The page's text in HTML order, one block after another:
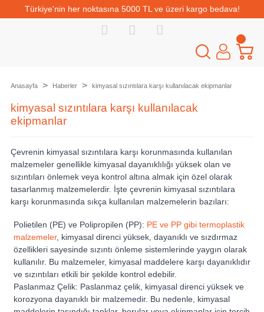
Türkiye'nin her noktasına 5000 TL ve üzeri kargo bedava!
Anasayfa Haberler kimyasal sızıntılara karşı kullanılacak ekipmanlar
kimyasal sızıntılara karşı kullanılacak
ekipmanlar
Çevrenin kimyasal sızıntılara karşı korunmasında kullanılan
malzemeler genellikle kimyasal dayanıklılığı yüksek olan ve
sızıntıları önlemek veya kontrol altına almak için özel olarak
tasarlanmış malzemelerdir. İşte çevrenin kimyasal sızıntılara
karşı korunmasında sıkça kullanılan malzemelerin bazıları:
Polietilen (PE) ve Polipropilen (PP): PE ve PP gibi termoplastik
malzemeler, kimyasal direnci yüksek, dayanıklı ve sızdırmaz
özellikleri sayesinde sızıntı önleme sistemlerinde yaygın olarak
kullanılır. Bu malzemeler, kimyasal maddelere karşı dayanıklıdır
ve sızıntıları etkili bir şekilde kontrol edebilir.
Paslanmaz Çelik: Paslanmaz çelik, kimyasal direnci yüksek ve
korozyona dayanıklı bir malzemedir. Bu nedenle, kimyasal